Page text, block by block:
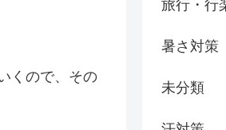
くので、その
旅行・行
暑さ対策
未分類